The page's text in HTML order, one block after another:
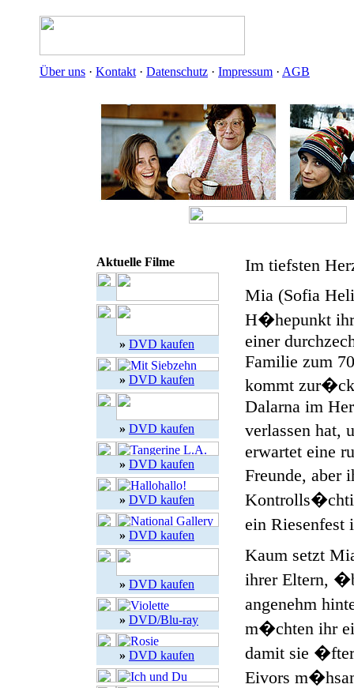
Über uns · Kontakt · Datenschutz · Impressum · AGB
Aktuelle Filme
» DVD kaufen
» DVD kaufen
» DVD kaufen
» DVD kaufen
» DVD kaufen
» DVD kaufen
» DVD kaufen
» DVD/Blu-ray
» DVD kaufen
Im tiefsten
Mia (Sofia
H�hepunkt
einer
Familie zum
kommt
Dalarna im
verlassen hat,
erwartet eine
Freunde, aber
ein Riesenfest
Kaum setzt
ihrer Eltern,
angenehm
m�chten ihr
damit sie
Eivors